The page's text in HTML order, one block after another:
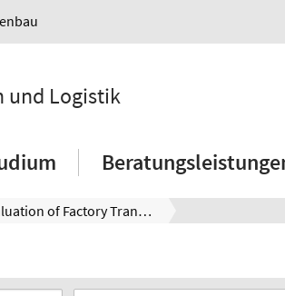
und Logistik
Evaluation of Factory Transformability - a Systematic Approach